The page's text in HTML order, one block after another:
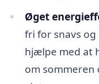
Øget
fri for snavs
hjælpe med at
om sommeren